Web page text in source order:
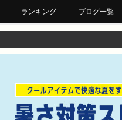
ランキング ブログ一覧